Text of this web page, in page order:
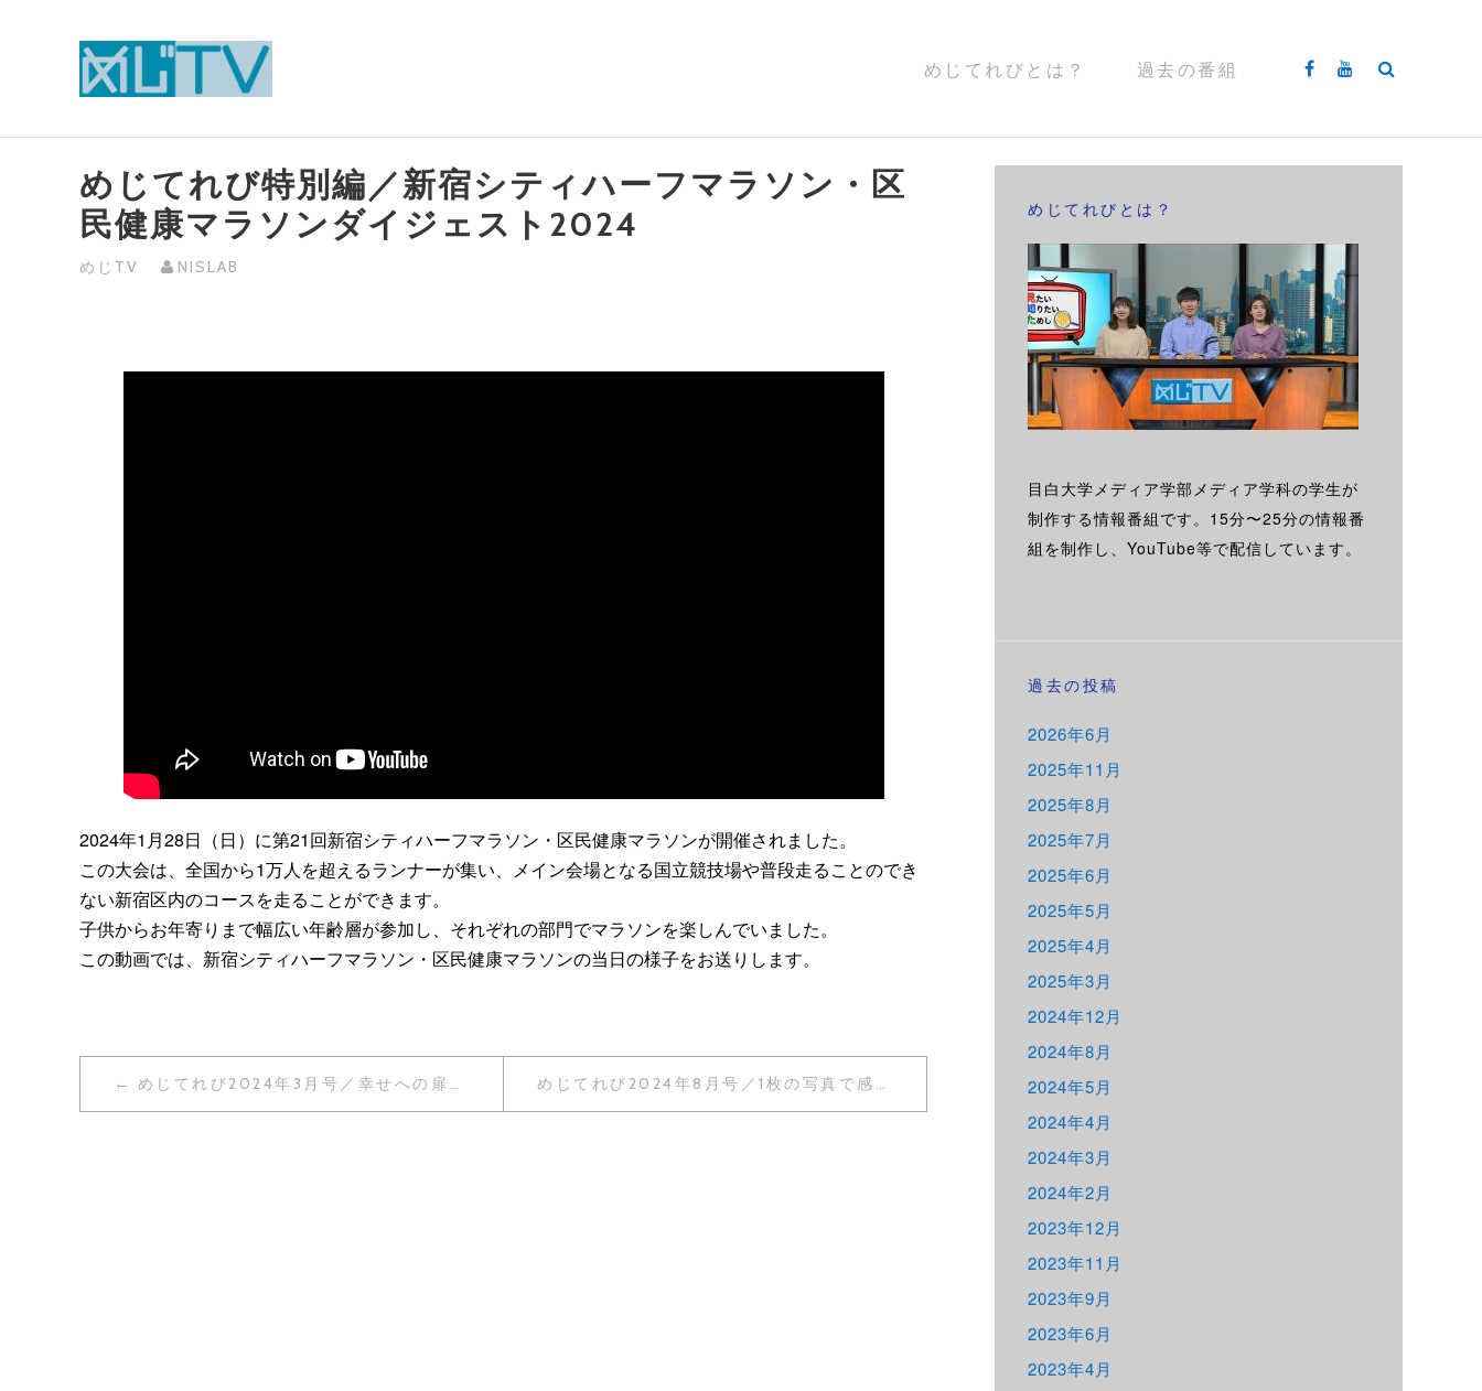
めじてれびとは？ 過去の番組
めじてれび特別編／新宿シティハーフマラソン・区
民健康マラソンダイジェスト2024
めじTV NISLAB
2024年1月28日（日）に第21回新宿シティハーフマラソン・区民健康マラソンが開催されました。
この大会は、全国から1万人を超えるランナーが集い、メイン会場となる国立競技場や普段走ることのでき
ない新宿区内のコースを走ることができます。
子供からお年寄りまで幅広い年齢層が参加し、それぞれの部門でマラソンを楽しんでいました。
この動画では、新宿シティハーフマラソン・区民健康マラソンの当日の様子をお送りします。
稿
めじてれび2024年3月号／幸せへの扉〜保護猫たちの新たな出会い めじてれび2024年8月号／1枚の写真で感動を〜地域から愛されるまつむらフォトスタジオ〜
めじてれびとは？
目白大学メディア学部メディア学科の学生が
制作する情報番組です。15分〜25分の情報番
組を制作し、YouTube等で配信しています。
過去の投稿
2026年6月
2025年11月
2025年8月
2025年7月
2025年6月
2025年5月
2025年4月
2025年3月
2024年12月
2024年8月
2024年5月
2024年4月
2024年3月
2024年2月
2023年12月
2023年11月
2023年9月
2023年6月
2023年4月